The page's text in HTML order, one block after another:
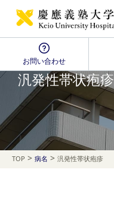
お問い合わせ
Disease Name Search
汎発性帯状疱疹
TOP > 病名 > 汎発性帯状疱疹